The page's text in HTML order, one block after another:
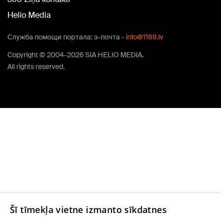
Helio Media
Служба помощи портала: э-почта - info@1188.lv
Copyright © 2004-2026 SIA HELIO MEDIA.
All rights reserved.
Šī tīmekļa vietne izmanto sīkdatnes